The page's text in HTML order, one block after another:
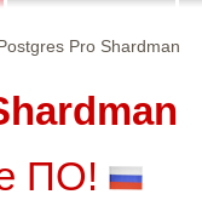
Pro Shardman
ПО!